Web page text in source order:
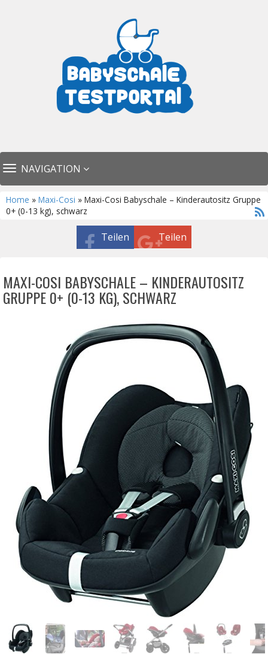
TOGGLE
NAVIGATION
Home » Maxi-Cosi » Maxi-Cosi Babyschale – Kinderautositz Gruppe
0+ (0-13 kg), schwarz
Teilen Teilen
MAXI-COSI BABYSCHALE – KINDERAUTOSITZ
GRUPPE 0+ (0-13 KG), SCHWARZ